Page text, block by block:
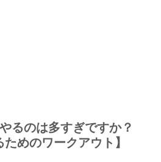
るのは多すぎですか？
ためのワークアウト】